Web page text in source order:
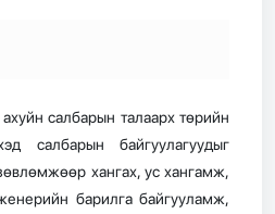
салбарын талаарх төрийн
салбарын байгуулагуудыг
хангах, ус хангамж,
барилга байгууламж,